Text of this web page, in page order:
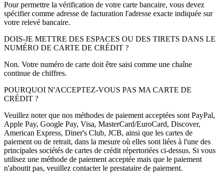
Pour permettre la vérification de votre carte bancaire, vous devez
spécifier comme adresse de facturation l'adresse exacte indiquée sur
votre relevé bancaire.
DOIS-JE METTRE DES ESPACES OU DES TIRETS DANS LE
NUMÉRO DE CARTE DE CRÉDIT ?
Non. Votre numéro de carte doit être saisi comme une chaîne
continue de chiffres.
POURQUOI N'ACCEPTEZ-VOUS PAS MA CARTE DE
CRÉDIT ?
Veuillez noter que nos méthodes de paiement acceptées sont PayPal,
Apple Pay, Google Pay, Visa, MasterCard/EuroCard, Discover,
American Express, Diner's Club, JCB, ainsi que les cartes de
paiement ou de retrait, dans la mesure où elles sont liées à l'une des
principales sociétés de cartes de crédit répertoriées ci-dessus. Si vous
utilisez une méthode de paiement acceptée mais que le paiement
n'aboutit pas, veuillez contacter le prestataire de paiement.